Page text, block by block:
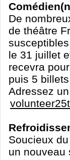
De
de théâtre
le 31 juillet
recevra
puis 5
Adressez
Soucieux
un nouveau